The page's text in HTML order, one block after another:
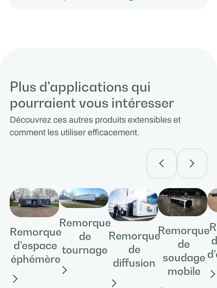
Plus d'applications qui
pourraient vous intéresser
Découvrez ces autres produits extensibles et
comment les utiliser efficacement.
Remorque
d’espace
éphémère
Remorque
de
tournage
Remorque
de
diffusion
Remorque
de
soudage
mobile